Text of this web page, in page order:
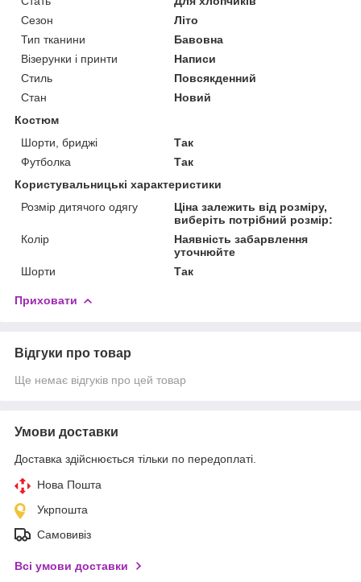
Сезон
Літо
Тип тканини
Бавовна
Візерунки і принти
Написи
Стиль
Повсякденний
Стан
Новий
Костюм
Шорти, бриджі
Так
Футболка
Так
Користувальницькі характеристики
Розмір дитячого одягу
Ціна залежить від розміру,
виберіть потрібний розмір:
Колір
Наявність забарвлення
уточнюйте
Шорти
Так
Приховати
Відгуки про товар
Ще немає відгуків про цей товар
Умови доставки
Доставка здійснюється тільки по передоплаті.
Нова Пошта
Укрпошта
Самовивіз
Всі умови доставки